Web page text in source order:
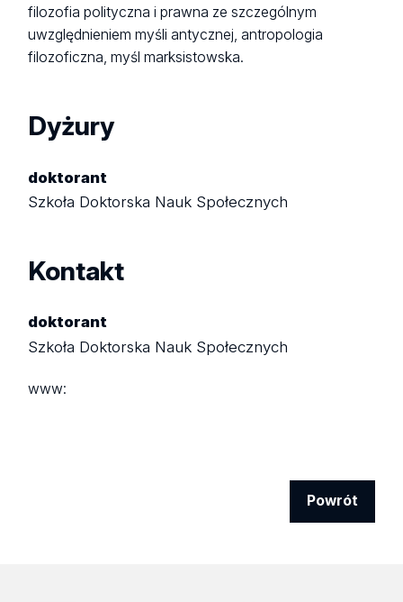
filozofia polityczna i prawna ze szczególnym
uwzględnieniem myśli antycznej, antropologia
filozoficzna, myśl marksistowska.
Dyżury
doktorant
Szkoła Doktorska Nauk Społecznych
Kontakt
doktorant
Szkoła Doktorska Nauk Społecznych
www:
Powrót